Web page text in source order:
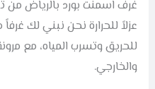
غرف اسمنت بورد بالرياض من
عزلاً للحرارة نحن نبني لك
للحريق وتسرب المياه، مع
والخارجي.